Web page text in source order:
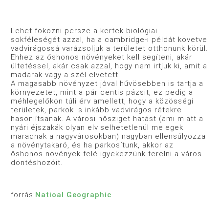
Lehet fokozni persze a kertek biológiai
sokféleségét azzal, ha a cambridge-i példát követve
vadvirágossá varázsoljuk a területet otthonunk körül.
Ehhez az őshonos növényeket kell segíteni, akár
ültetéssel, akár csak azzal, hogy nem irtjuk ki, amit a
madarak vagy a szél elvetett.
A magasabb növényzet jóval hűvösebben is tartja a
környezetet, mint a pár centis pázsit, ez pedig a
méhlegelőkön túli érv amellett, hogy a közösségi
területek, parkok is inkább vadvirágos rétekre
hasonlítsanak. A városi hősziget hatást (ami miatt a
nyári éjszakák olyan elviselhetetlenül melegek
maradnak a nagyvárosokban) nagyban ellensúlyozza
a növénytakaró, és ha parkosítunk, akkor az
őshonos növények felé igyekezzünk terelni a város
döntéshozóit.
forrás:Natioal Geographic